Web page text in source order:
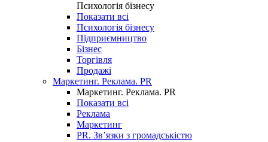
Психологія бізнесу
Показати всі
Психологія бізнесу
Підприємництво
Бізнес
Торгівля
Продажі
Маркетинг. Реклама. PR
Маркетинг. Реклама. PR
Показати всі
Реклама
Маркетинг
PR. Зв’язки з громадськістю